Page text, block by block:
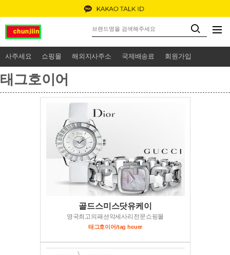
사주세요 쇼핑몰 해외지사주소 국제배송료 회원가입
태그호이어
골드스미스닷유케이
영국최고의패션악세사리전문쇼핑몰
태그호이어/tag heuer